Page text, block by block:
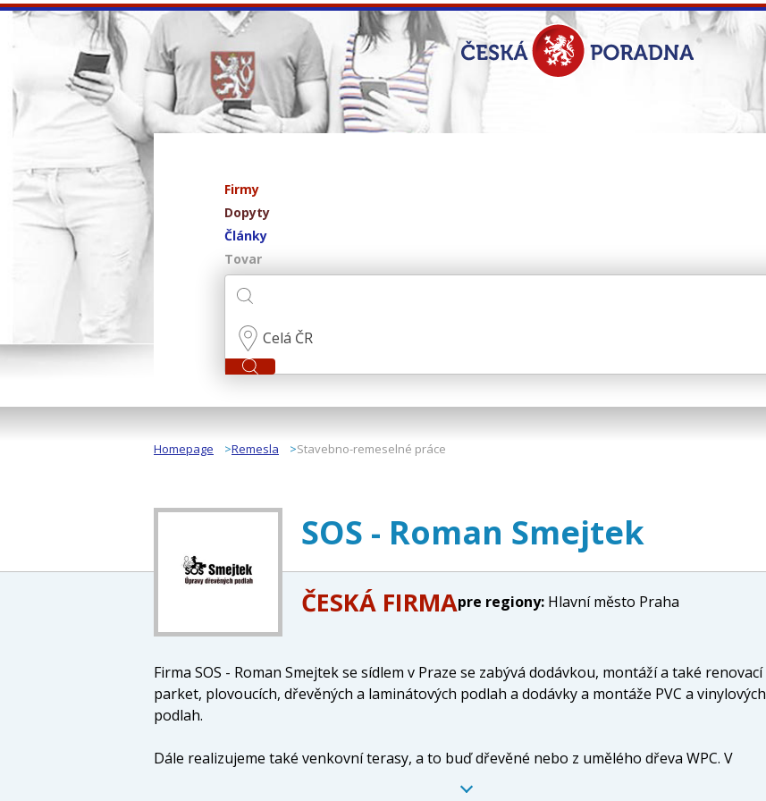
Firmy
Dopyty
Články
Tovar
Celá ČR
Homepage Remesla Stavebno-remeselné práce
SOS - Roman Smejtek
ČESKÁ FIRMApre regiony: Hlavní město Praha
Firma SOS - Roman Smejtek se sídlem v Praze se zabývá dodávkou, montáží a také renovací
parket, plovoucích, dřevěných a laminátových podlah a dodávky a montáže PVC a vinylových
podlah.
Dále realizujeme také venkovní terasy, a to buď dřevěné nebo z umělého dřeva WPC. V